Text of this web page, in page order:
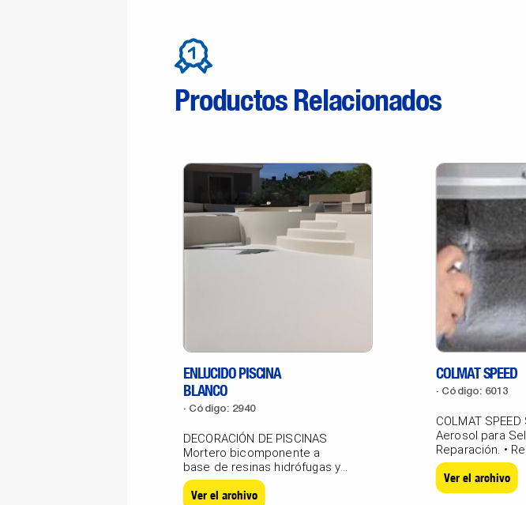
Productos Relacionados
COLMAT SPEED
Código: 6013
COLMAT
Aerosol para
Reparación. •
gris
Ver el archivo
ENLUCIDO PISCINA
BLANCO
Código: 2940
DECORACIÓN DE PISCINAS
Mortero bicomponente a
base de resinas hidrófugas y
cargas calibradas para...
Ver el archivo